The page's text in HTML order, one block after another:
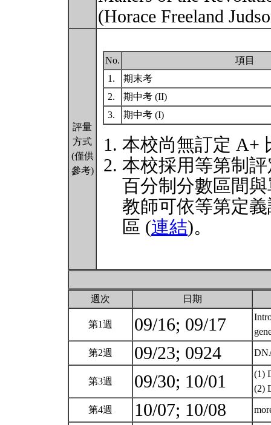
(Horace Freeland
評量
方式
(僅供
參考)
No.
項目
1.
期末考
2.
期中考 (II)
3.
期中考 (I)
本校尚無訂定 A+
本校採用等第制
百分制分數區間
教師可依等第定
區 (連結)。
週次 日期
第1週 09/16; 09/17
第2週 09/23; 0924
第3週 09/30; 10/01
(1)
(2)
第4週 10/07; 10/08